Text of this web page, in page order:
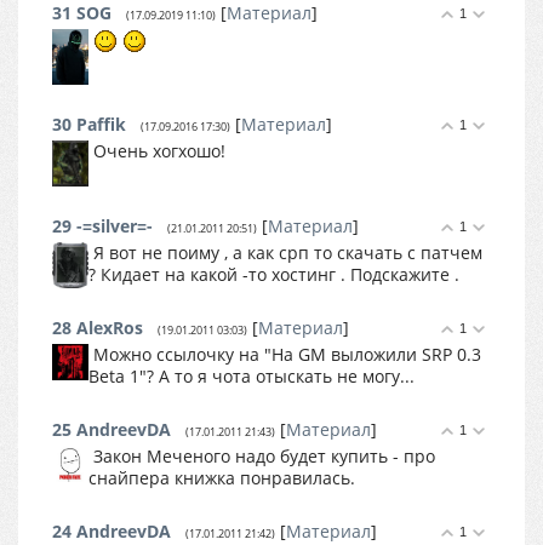
1
31 SOG (17.09.2019 11:10) [Материал]
1
30 Paffik (17.09.2016 17:30) [Материал]
Очень хогхошо!
1
29 -=silver=- (21.01.2011 20:51) [Материал]
Я вот не поиму , а как срп то скачать с патчем
? Кидает на какой -то хостинг . Подскажите .
1
28 AlexRos (19.01.2011 03:03) [Материал]
Можно ссылочку на "На GM выложили SRP 0.3
Beta 1"? А то я чота отыскать не могу...
1
25 AndreevDA (17.01.2011 21:43) [Материал]
Закон Меченого надо будет купить - про
снайпера книжка понравилась.
1
24 AndreevDA (17.01.2011 21:42) [Материал]